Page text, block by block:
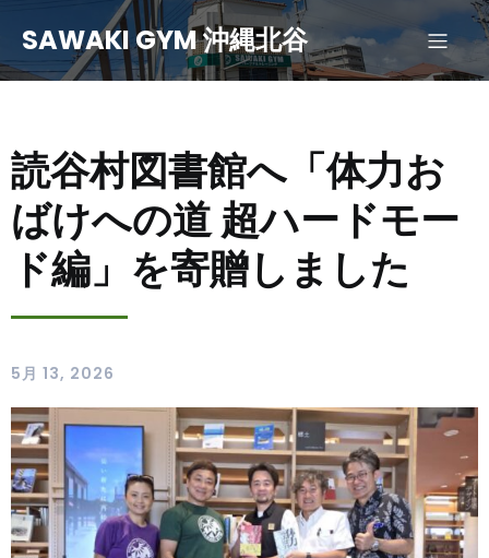
SAWAKI GYM 沖縄北谷
読谷村図書館へ「体力お
ばけへの道 超ハードモー
ド編」を寄贈しました
5月 13, 2026